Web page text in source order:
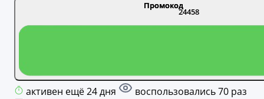
24458
активен ещё 24 дня воспользовались 70 раз